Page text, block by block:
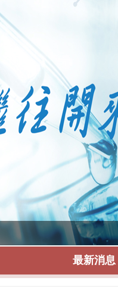
最新消息